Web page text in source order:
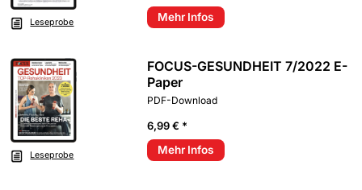
Leseprobe
Mehr Infos
Leseprobe
FOCUS-GESUNDHEIT 7/2022 E-
Paper
PDF-Download
6,99 € *
Mehr Infos